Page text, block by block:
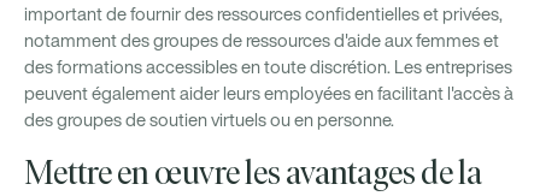
important de fournir des ressources confidentielles et privées,
notamment des groupes de ressources d'aide aux femmes et
des formations accessibles en toute discrétion. Les entreprises
peuvent également aider leurs employées en facilitant l'accès à
des groupes de soutien virtuels ou en personne.
Mettre en œuvre les avantages de la